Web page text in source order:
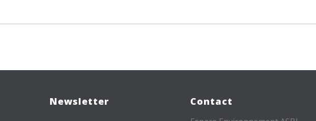
Newsletter Contact